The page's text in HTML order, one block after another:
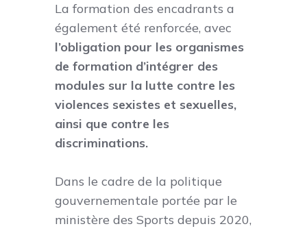
La formation des encadrants a
également été renforcée, avec
l’obligation pour les organismes
de formation d’intégrer des
modules sur la lutte contre les
violences sexistes et sexuelles,
ainsi que contre les
discriminations.
Dans le cadre de la politique
gouvernementale portée par le
ministère des Sports depuis 2020,